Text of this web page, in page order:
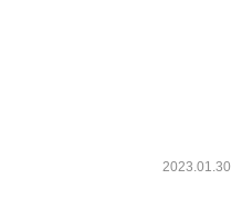
2023.01.30